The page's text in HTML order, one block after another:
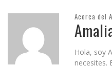
Acerca del
Hola, soy
necesites.